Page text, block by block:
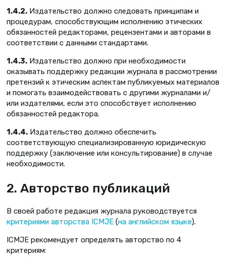
1.4.2. Издательство должно следовать принципам и
процедурам, способствующим исполнению этических
обязанностей редакторами, рецензентами и авторами в
соответствии с данными стандартами.
1.4.3. Издательство должно при необходимости
оказывать поддержку редакции журнала в рассмотрении
претензий к этическим аспектам публикуемых материалов
и помогать взаимодействовать с другими журналами и/
или издателями, если это способствует исполнению
обязанностей редактора.
1.4.4. Издательство должно обеспечить
соответствующую специализированную юридическую
поддержку (заключение или консультирование) в случае
необходимости.
2. Авторство публикаций
В своей работе редакция журнала руководствуется
критериями авторства ICMJE (на английском языке).
ICMJE рекомендует определять авторство по 4
критериям: